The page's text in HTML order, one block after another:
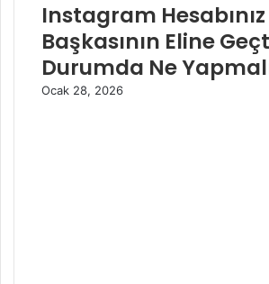
Instagram Hesabınız
Başkasının Eline
Durumda Ne
Ocak 28, 2026